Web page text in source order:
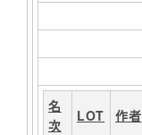
名
次
LOT 作者